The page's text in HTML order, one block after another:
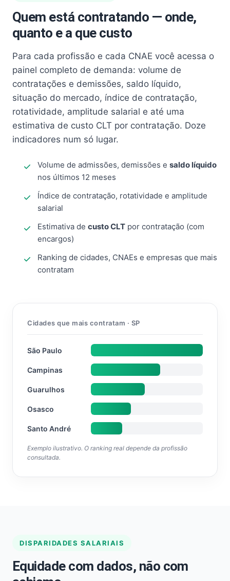
Quem está contratando — onde,
quanto e a que custo
Para cada profissão e cada CNAE você acessa o
painel completo de demanda: volume de
contratações e demissões, saldo líquido,
situação do mercado, índice de contratação,
rotatividade, amplitude salarial e até uma
estimativa de custo CLT por contratação. Doze
indicadores num só lugar.
Volume de admissões, demissões e saldo líquido
nos últimos 12 meses
Índice de contratação, rotatividade e amplitude
salarial
Estimativa de custo CLT por contratação (com
encargos)
Ranking de cidades, CNAEs e empresas que mais
contratam
Cidades que mais contratam · SP
São Paulo
Campinas
Guarulhos
Osasco
Santo André
Exemplo ilustrativo. O ranking real depende da profissão
consultada.
DISPARIDADES SALARIAIS
Equidade com dados, não com